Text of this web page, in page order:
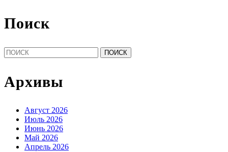
Поиск
Найти:
Архивы
Август 2026
Июль 2026
Июнь 2026
Май 2026
Апрель 2026